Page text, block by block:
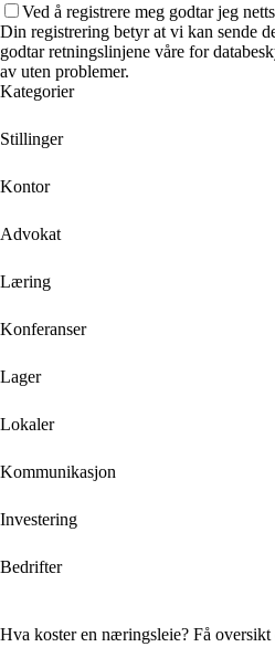
Ved å registrere meg godtar jeg
Din registrering betyr at vi kan sende
godtar retningslinjene våre for
av uten problemer.
Kategorier
Stillinger
Kontor
Advokat
Læring
Konferanser
Lager
Lokaler
Kommunikasjon
Investering
Bedrifter
Hva koster en næringsleie? Få oversikt